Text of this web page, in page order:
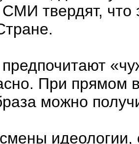
твердят,
При прямом
можно